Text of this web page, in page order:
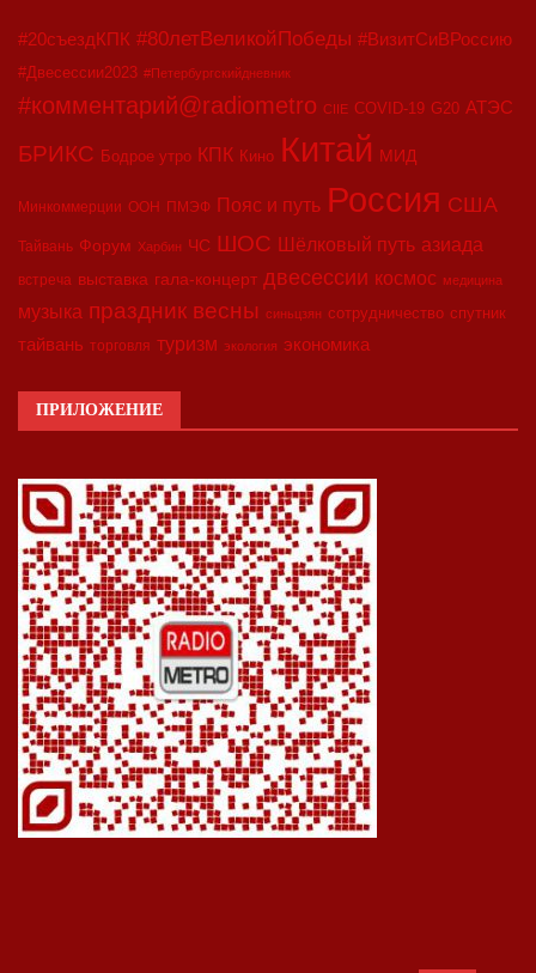
#20съездКПК #80летВеликойПобеды #ВизитСиВРоссию
#Двесессии2023 #Петербургскийдневник
#комментарий@radiometro CIIE COVID-19 G20 АТЭС
БРИКС Бодрое утро КПК Кино Китай МИД
Минкоммерции ООН ПМЭФ Пояс и путь Россия США
Тайвань Форум Харбин ЧС ШОС Шёлковый путь азиада
встреча выставка гала-концерт двесессии космос медицина
музыка праздник весны синьцзян сотрудничество спутник
тайвань торговля туризм экология экономика
ПРИЛОЖЕНИЕ